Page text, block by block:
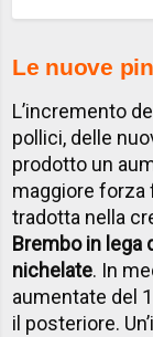
Le nuove
L’incremento
pollici, delle
prodotto un
maggiore forza
tradotta nella
Brembo in lega
nichelate. In
aumentate del
il posteriore.